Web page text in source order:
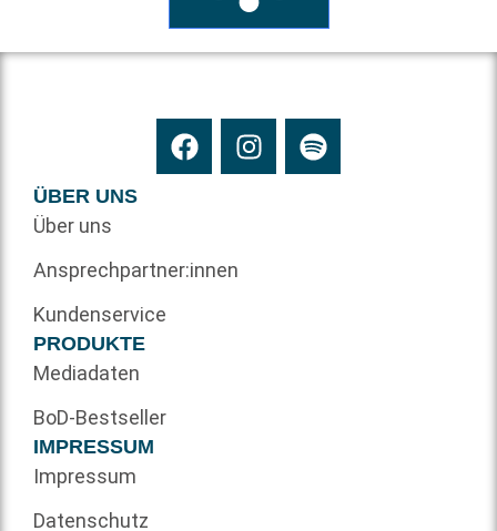
ÜBER UNS
Über uns
Ansprechpartner:innen
Kundenservice
PRODUKTE
Mediadaten
BoD-Bestseller
IMPRESSUM
Impressum
Datenschutz